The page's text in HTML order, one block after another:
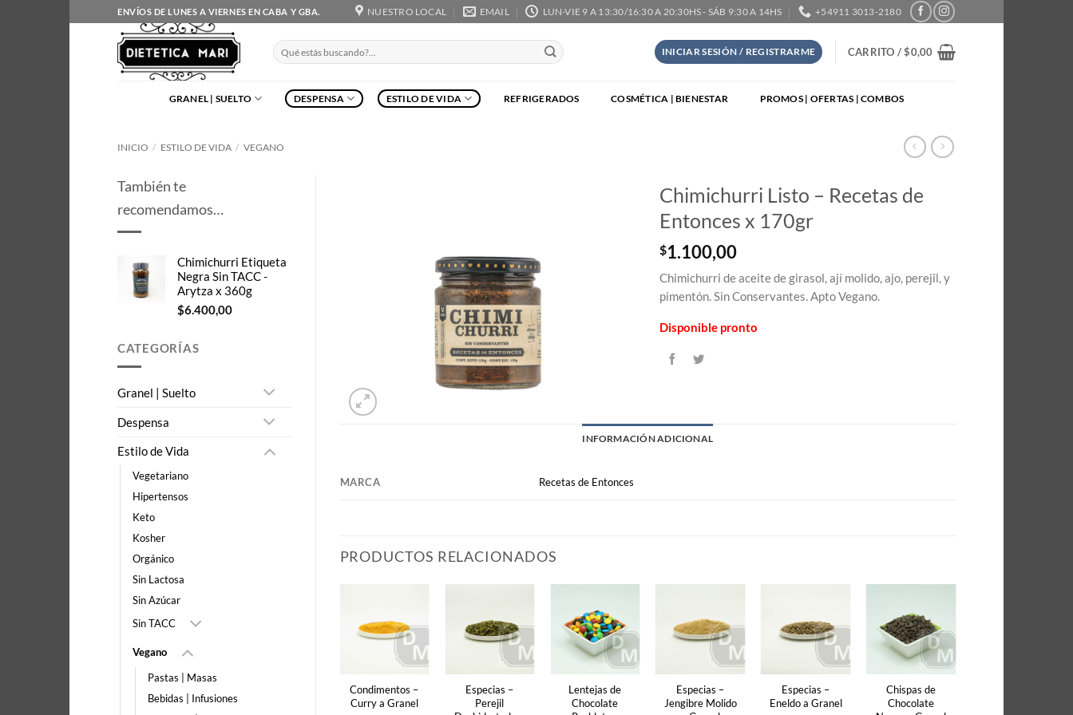
al
contenido
ENVÍOS DE LUNES A VIERNES EN CABA Y GBA. NUESTRO LOCAL EMAIL LUN-VIE 9 A 13:30/16:30 A 20:30HS - SÁB 9:30 A 14HS +54911 3013-2180
Buscar
por:
INICIAR SESIÓN / REGISTRARME CARRITO /$0,00
GRANEL | SUELTO DESPENSA ESTILO DE VIDA REFRIGERADOS COSMÉTICA | BIENESTAR PROMOS | OFERTAS | COMBOS
INICIO / ESTILO DE VIDA / VEGANO
También te
recomendamos…
Chimichurri Etiqueta
Negra Sin TACC -
Arytza x 360g
$6.400,00
CATEGORÍAS
Granel | Suelto
Despensa
Estilo de Vida
Vegetariano
Hipertensos
Keto
Kosher
Orgánico
Sin Lactosa
Sin Azúcar
Sin TACC
Vegano
Pastas | Masas
Bebidas | Infusiones
Chimichurri Listo – Recetas de
Entonces x 170gr
$1.100,00
Chimichurri de aceite de girasol, ají molido, ajo, perejil, y
pimentón. Sin Conservantes. Apto Vegano.
Disponible pronto
INFORMACIÓN ADICIONAL
MARCA Recetas de Entonces
PRODUCTOS RELACIONADOS
Condimentos –
Curry a Granel
Especias –
Perejil
Lentejas de
Chocolate
Especias –
Jengibre Molido
Especias –
Eneldo a Granel
Chispas de
Chocolate